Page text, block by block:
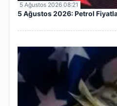
5 Ağustos 2026 08:21
5 Ağustos 2026: Petrol